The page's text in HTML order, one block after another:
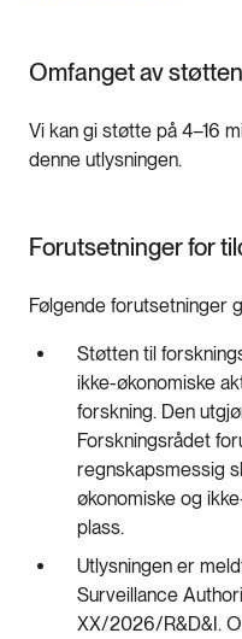
Omfanget av støtten
Vi kan gi støtte på 4–16
denne utlysningen.
Forutsetninger for
Følgende forutsetninger
Støtten til
ikke-økonomiske
forskning. Den
Forskningsrådet
regnskapsmessig
økonomiske og
plass.
Utlysningen er
Surveillance
XX/2026/R&D&I.